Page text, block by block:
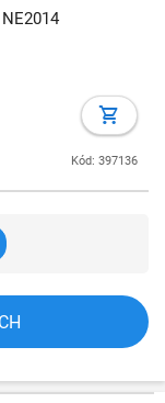
Kód: 397136